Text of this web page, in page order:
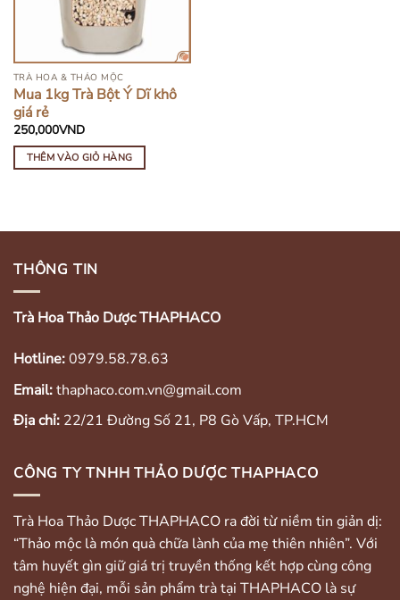
TRÀ HOA & THẢO MỘC
Mua 1kg Trà Bột Ý Dĩ khô
giá rẻ
250,000VND
THÊM VÀO GIỎ HÀNG
THÔNG TIN
Trà Hoa Thảo Dược THAPHACO
Hotline:0979.58.78.63
Email:thaphaco.com.vn@gmail.com
Địa chỉ: 22/21 Đường Số 21, P8 Gò Vấp, TP.HCM
CÔNG TY TNHH THẢO DƯỢC THAPHACO
Trà Hoa Thảo Dược THAPHACO ra đời từ niềm tin giản dị:
“Thảo mộc là món quà chữa lành của mẹ thiên nhiên”. Với
tâm huyết gìn giữ giá trị truyền thống kết hợp cùng công
nghệ hiện đại, mỗi sản phẩm trà tại THAPHACO là sự